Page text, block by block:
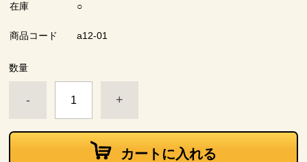
在庫 ○
商品コード a12-01
数量
- +
カートに入れる